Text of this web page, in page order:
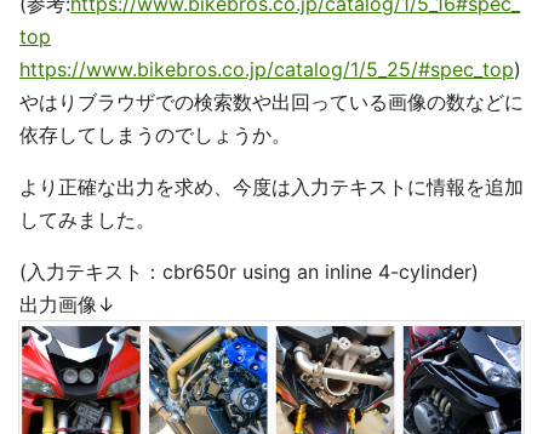
top
https://www.bikebros.co.jp/catalog/1/5_25/#spec_top)
やはりブラウザでの検索数や出回っている画像の数などに
依存してしまうのでしょうか。
より正確な出力を求め、今度は入力テキストに情報を追加
してみました。
(入力テキスト：cbr650r using an inline 4-cylinder)
出力画像↓